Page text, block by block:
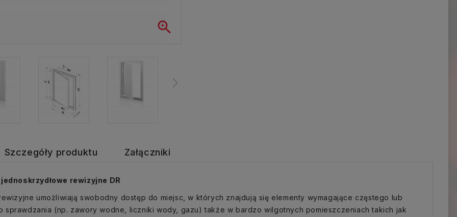

Szczegóły produktu Załączniki
rewizyjne DR
umożliwiają swobodny dostęp do miejsc, w których znajdują się elementy wymagające częstego lub
sprawdzania (np. zawory wodne, liczniki wody, gazu) także w bardzo wilgotnych pomieszczeniach takich jak